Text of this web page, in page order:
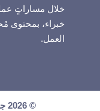
خلال مساراتٍ
خبراء، بمحتوى
العمل.
© 2026 جميع الحقوق محفوظة لسديد